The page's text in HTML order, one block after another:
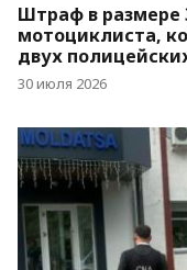
Штраф в размере
мотоциклиста,
двух
30 июля 2026